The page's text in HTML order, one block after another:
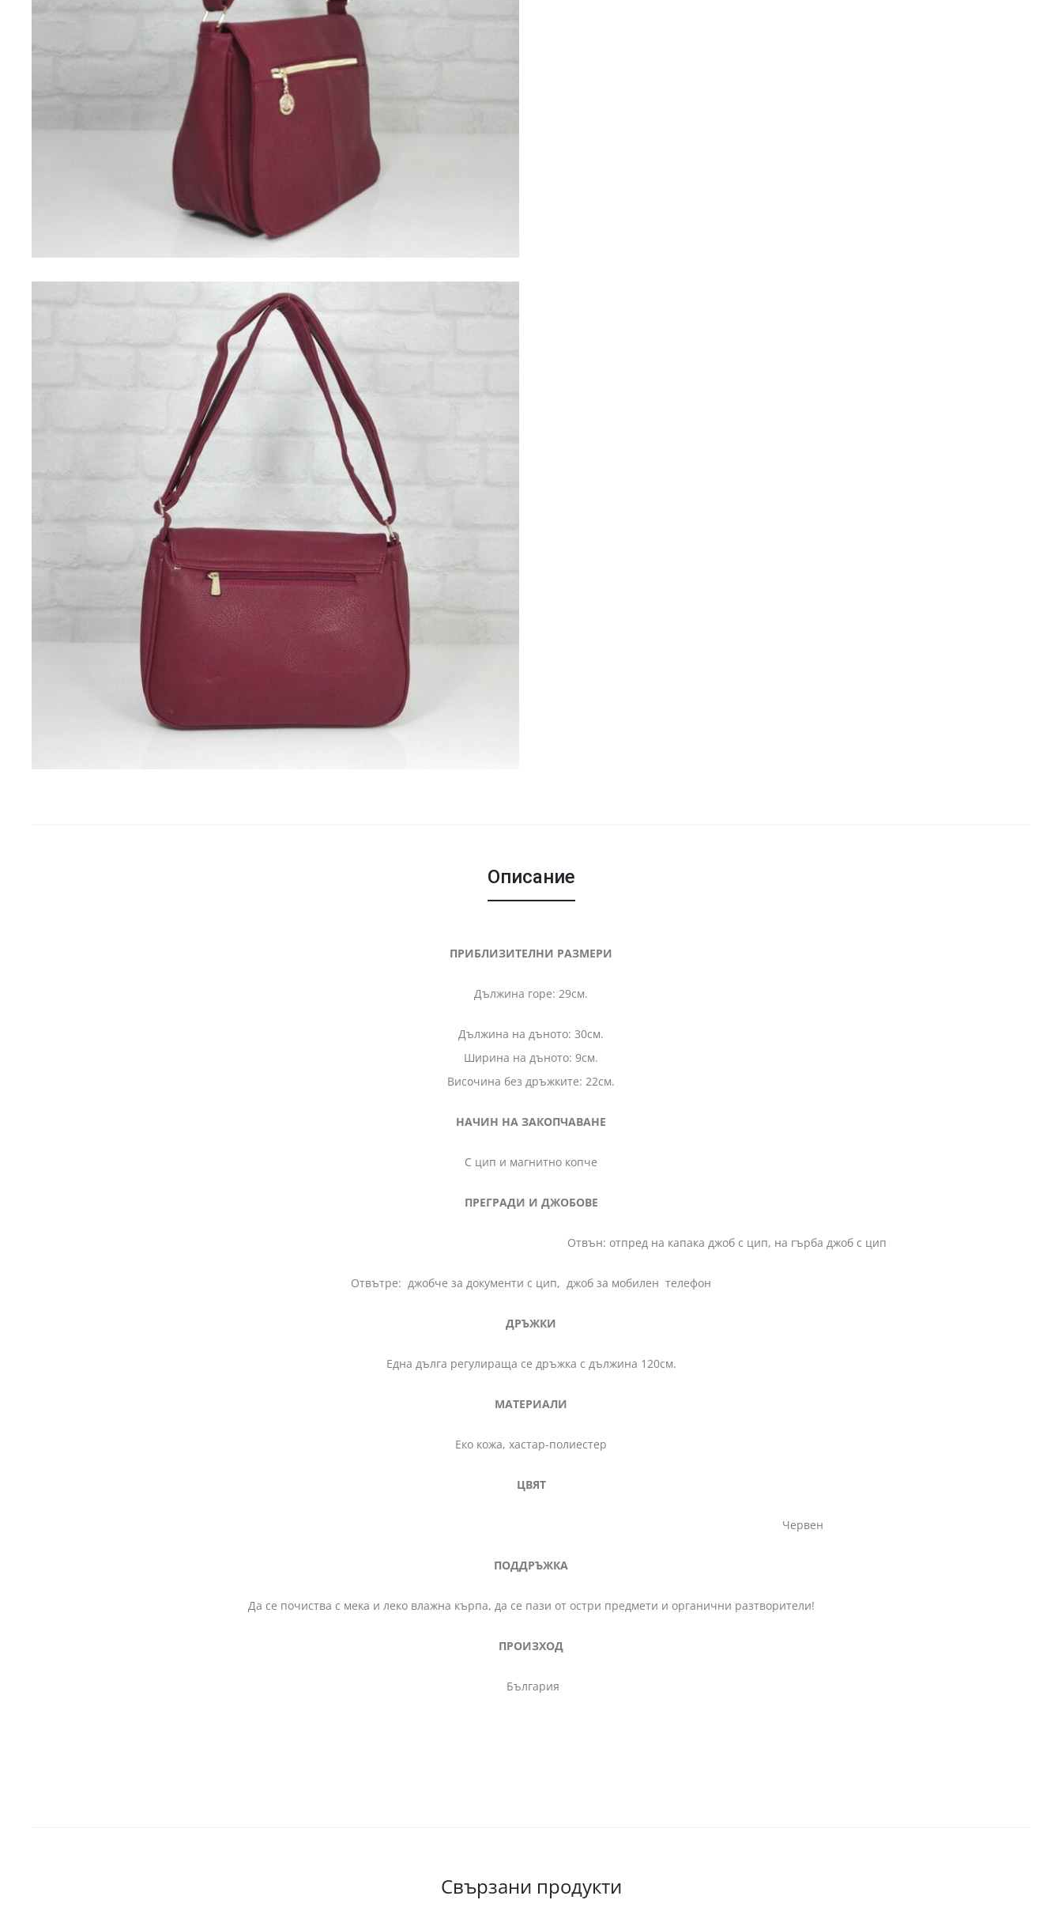
Описание
ПРИБЛИЗИТЕЛНИ РАЗМЕРИ
Дължина горе: 29см.
Дължина на дъното: 30см.
Ширина на дъното: 9см.
Височина без дръжките: 22см.
НАЧИН НА ЗАКОПЧАВАНЕ
С цип и магнитно копче
ПРЕГРАДИ И ДЖОБОВЕ
Отвън: отпред на капака джоб с цип, на гърба джоб с цип
Отвътре: джобче за документи с цип, джоб за мобилен телефон
ДРЪЖКИ
Една дълга регулираща се дръжка с дължина 120см.
МАТЕРИАЛИ
Еко кожа, хастар-полиестер
ЦВЯТ
Червен
ПОДДРЪЖКА
Да се почиства с мека и леко влажна кърпа, да се пази от остри предмети и органични разтворители!
ПРОИЗХОД
България
Свързани продукти